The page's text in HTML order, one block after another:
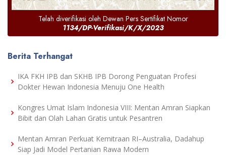
Telah diverifikasi oleh Dewan Pers Sertifikat Nomor
1134/DP-Verifikasi/K/X/2023
Berita Terhangat
IKA FKH IPB dan SKHB IPB Dorong Penguatan Profesi
Dokter Hewan Indonesia Menuju One Health
Kongres Umat Islam Indonesia VIII: Mentan Amran Siapkan
Bibit dan Olah Lahan Gratis untuk Pesantren
Mentan Amran Perkuat Kemitraan RI–Australia, Dadahup
Siap Jadi Model Pertanian Rawa Modern